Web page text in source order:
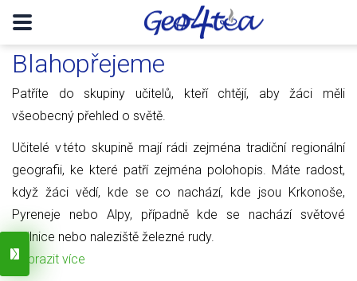
Blahopřejeme
Patříte do skupiny učitelů, kteří chtějí, aby žáci měli
všeobecný přehled o světě.
Učitelé v této skupině mají rádi zejména tradiční regionální
geografii, ke které patří zejména polohopis. Máte radost,
když žáci vědí, kde se co nachází, kde jsou Krkonoše,
Pyreneje nebo Alpy, případně kde se nachází světové
obilnice nebo naleziště železné rudy.
Zobrazit více